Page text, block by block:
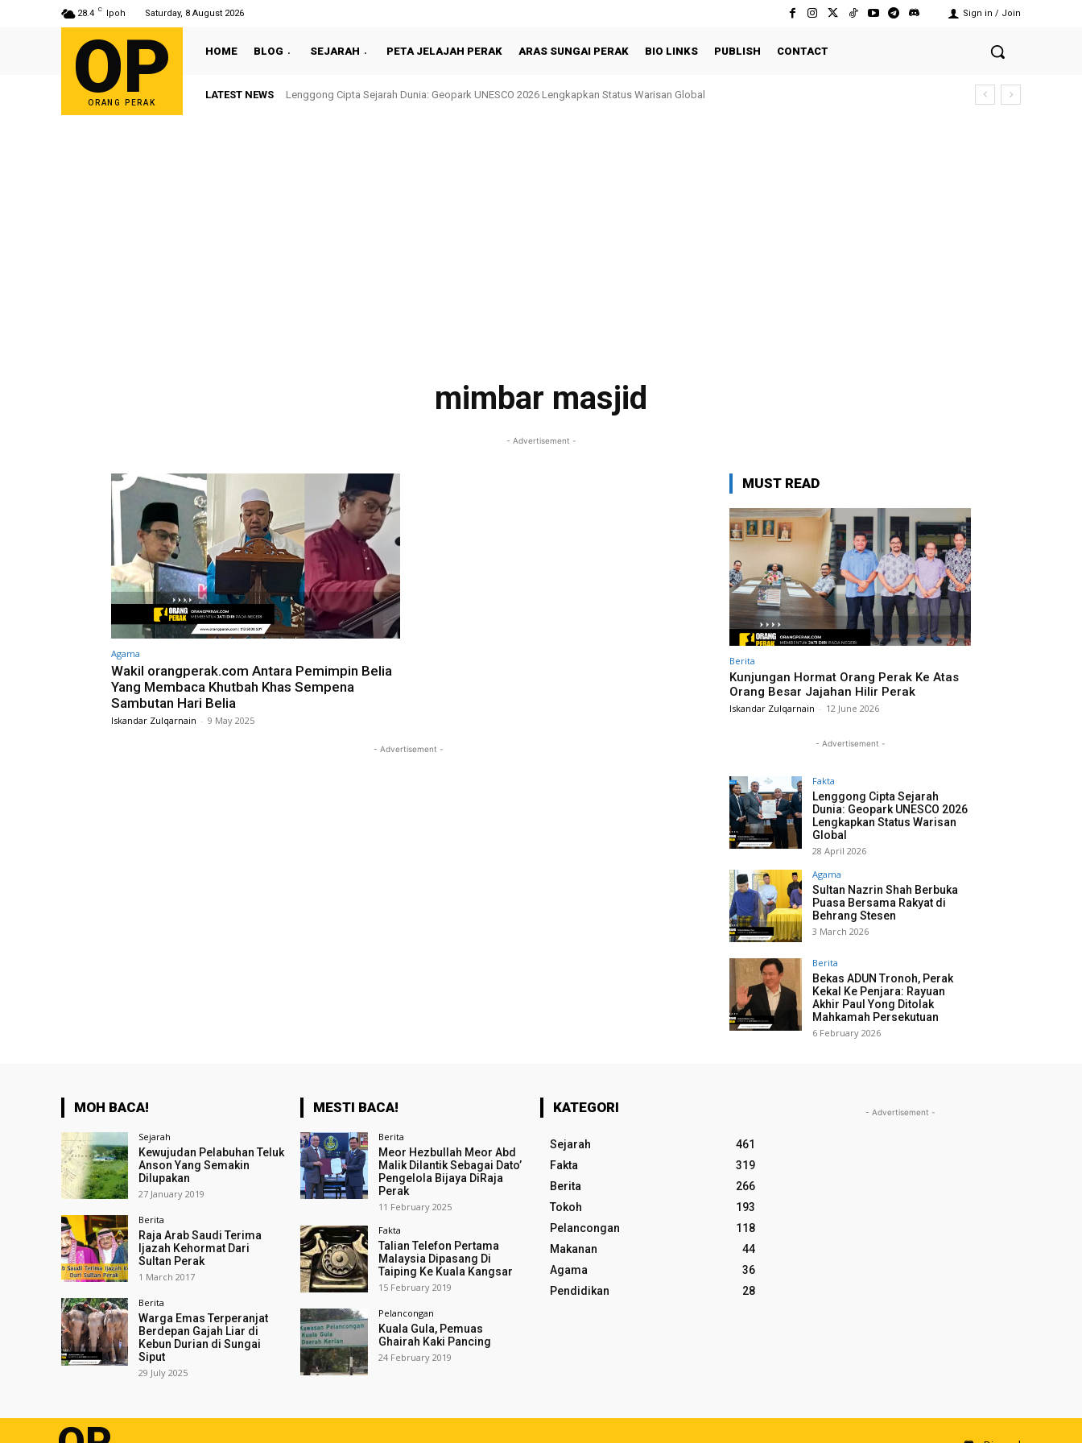
28.4 C Ipoh Saturday, 8 August 2026 Sign in / Join
OP
ORANG PERAK
HOME BLOG SEJARAH PETA JELAJAH PERAK ARAS SUNGAI PERAK BIO LINKS PUBLISH CONTACT
LATEST NEWS Lenggong Cipta Sejarah Dunia: Geopark UNESCO 2026 Lengkapkan Status Warisan Global
mimbar masjid
- Advertisement -
Agama
Wakil orangperak.com Antara Pemimpin Belia
Yang Membaca Khutbah Khas Sempena
Sambutan Hari Belia
Iskandar Zulqarnain - 9 May 2025
- Advertisement -
MUST READ
Berita
Kunjungan Hormat Orang Perak Ke Atas
Orang Besar Jajahan Hilir Perak
Iskandar Zulqarnain - 12 June 2026
- Advertisement -
Fakta
Lenggong Cipta Sejarah
Dunia: Geopark UNESCO 2026
Lengkapkan Status Warisan
Global
28 April 2026
Agama
Sultan Nazrin Shah Berbuka
Puasa Bersama Rakyat di
Behrang Stesen
3 March 2026
Berita
Bekas ADUN Tronoh, Perak
Kekal Ke Penjara: Rayuan
Akhir Paul Yong Ditolak
Mahkamah Persekutuan
6 February 2026
MOH BACA!
Sejarah
Kewujudan Pelabuhan Teluk
Anson Yang Semakin
Dilupakan
27 January 2019
Berita
Raja Arab Saudi Terima
Ijazah Kehormat Dari
Sultan Perak
1 March 2017
Berita
Warga Emas Terperanjat
Berdepan Gajah Liar di
Kebun Durian di Sungai
Siput
29 July 2025
MESTI BACA!
Berita
Meor Hezbullah Meor Abd
Malik Dilantik Sebagai Dato’
Pengelola Bijaya DiRaja
Perak
11 February 2025
Fakta
Talian Telefon Pertama
Malaysia Dipasang Di
Taiping Ke Kuala Kangsar
15 February 2019
Pelancongan
Kuala Gula, Pemuas
Ghairah Kaki Pancing
24 February 2019
KATEGORI
Sejarah
461
Fakta
319
Berita
266
Tokoh
193
Pelancongan
118
Makanan
44
Agama
36
Pendidikan
28
- Advertisement -